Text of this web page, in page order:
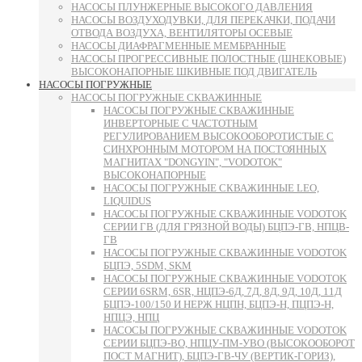
НАСОСЫ ПЛУНЖЕРНЫЕ ВЫСОКОГО ДАВЛЕНИЯ
НАСОСЫ ВОЗДУХОДУВКИ, ДЛЯ ПЕРЕКАЧКИ, ПОДАЧИ
ОТВОДА ВОЗДУХА, ВЕНТИЛЯТОРЫ ОСЕВЫЕ
НАСОСЫ ДИАФРАГМЕННЫЕ МЕМБРАННЫЕ
НАСОСЫ ПРОГРЕССИВНЫЕ ПОЛОСТНЫЕ (ШНЕКОВЫЕ)
ВЫСОКОНАПОРНЫЕ ШКИВНЫЕ ПОД ДВИГАТЕЛЬ
НАСОСЫ ПОГРУЖНЫЕ
НАСОСЫ ПОГРУЖНЫЕ СКВАЖИННЫЕ
НАСОСЫ ПОГРУЖНЫЕ СКВАЖИННЫЕ
ИНВЕРТОРНЫЕ С ЧАСТОТНЫМ
РЕГУЛИРОВАНИЕМ ВЫСОКООБОРОТИСТЫЕ С
СИНХРОННЫМ МОТОРОМ НА ПОСТОЯННЫХ
МАГНИТАХ "DONGYIN", "VODOTOK"
ВЫСОКОНАПОРНЫЕ
НАСОСЫ ПОГРУЖНЫЕ СКВАЖИННЫЕ LEO,
LIQUIDUS
НАСОСЫ ПОГРУЖНЫЕ СКВАЖИННЫЕ VODOTOK
СЕРИИ ГВ (ДЛЯ ГРЯЗНОЙ ВОДЫ) БЦПЭ-ГВ, НПЦВ-
ГВ
НАСОСЫ ПОГРУЖНЫЕ СКВАЖИННЫЕ VODOTOK
БЦПЭ, 5SDM, SKM
НАСОСЫ ПОГРУЖНЫЕ СКВАЖИННЫЕ VODOTOK
СЕРИИ 6SRM, 6SR, НЦПЭ-6Д, 7Д, 8Д, 9Д, 10Д, 11Д
БЦПЭ-100/150 И НЕРЖ НЦПН, БЦПЭ-Н, ПЦПЭ-Н,
НПЦЭ, НПЦ
НАСОСЫ ПОГРУЖНЫЕ СКВАЖИННЫЕ VODOTOK
СЕРИИ БЦПЭ-ВО, НПЦУ-ПМ-УВО (ВЫСОКООБОРОТ
ПОСТ МАГНИТ), БЦПЭ-ГВ-ЧУ (ВЕРТИК-ГОРИЗ),